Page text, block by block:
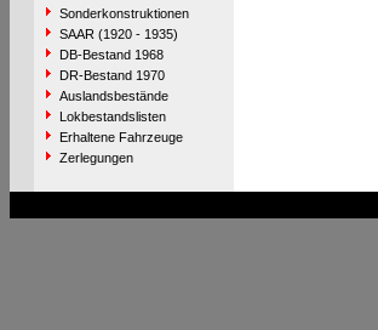
Sonderkonstruktionen
SAAR (1920 - 1935)
DB-Bestand 1968
DR-Bestand 1970
Auslandsbestände
Lokbestandslisten
Erhaltene Fahrzeuge
Zerlegungen